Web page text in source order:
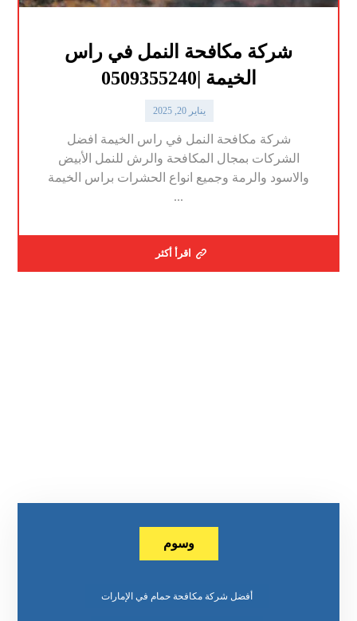
شركة مكافحة النمل في راس
الخيمة |0509355240
يناير 20, 2025
شركة مكافحة النمل في راس الخيمة افضل
الشركات بمجال المكافحة والرش للنمل الأبيض
والاسود والرمة وجميع انواع الحشرات براس الخيمة
...
اقرأ أكثر
وسوم
أفضل شركة مكافحة حمام في الإمارات